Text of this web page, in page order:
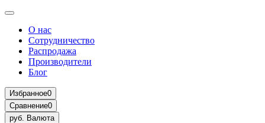
О нас
Сотрудничество
Распродажа
Производители
Блог
Избранное0
Сравнение0
руб. Валюта